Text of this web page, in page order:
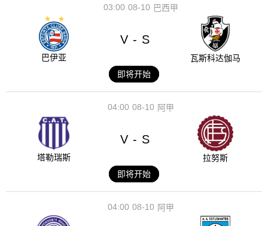
08-10
03:00 巴西甲
巴伊亚
V - S
瓦斯科达伽马
即将开始
08-10
04:00 阿甲
塔勒瑞斯
V - S
拉努斯
即将开始
08-10
04:00 阿甲